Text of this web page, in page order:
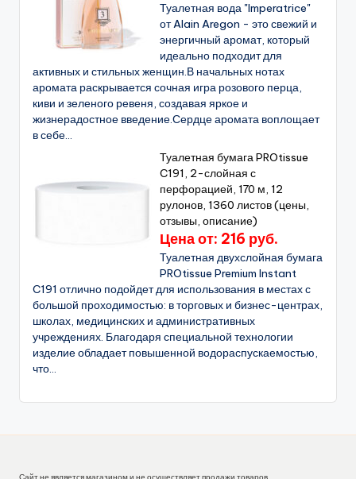
Туалетная вода "Imperatrice"
от Alain Aregon - это свежий и
энергичный аромат, который
идеально подходит для
активных и стильных женщин.В начальных нотах
аромата раскрывается сочная игра розового перца,
киви и зеленого ревеня, создавая яркое и
жизнерадостное введение.Сердце аромата воплощает
в себе...
Туалетная бумага PROtissue
C191, 2-слойная с
перфорацией, 170 м, 12
рулонов, 1360 листов (цены,
отзывы, описание)
Цена от: 216 руб.
Туалетная двухслойная бумага
PROtissue Premium Instant
C191 отлично подойдет для использования в местах с
большой проходимостью: в торговых и бизнес-центрах,
школах, медицинских и административных
учреждениях. Благодаря специальной технологии
изделие обладает повышенной водораспускаемостью,
что...